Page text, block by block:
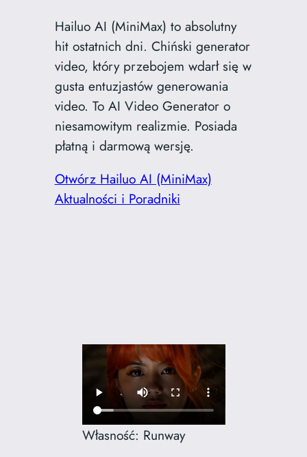
Hailuo AI (MiniMax) to absolutny
hit ostatnich dni. Chiński generator
video, który przebojem wdarł się w
gusta entuzjastów generowania
video. To AI Video Generator o
niesamowitym realizmie. Posiada
płatną i darmową wersję.
Otwórz Hailuo AI (MiniMax)
Aktualności i Poradniki
Własność: Runway